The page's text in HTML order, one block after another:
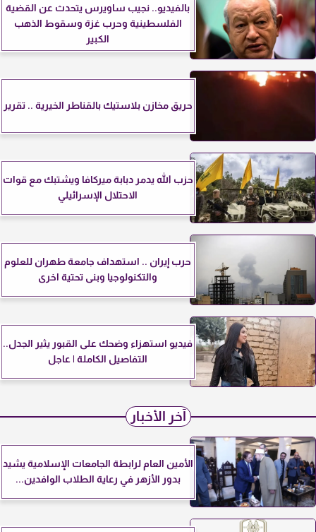
بالفيديو.. نجيب ساويرس يتحدث عن القضية
الفلسطينية وحرب غزة وسقوط الذهب
الكبير
حريق مخازن بلاستيك بالقناطر الخيرية .. تقرير
حزب الله يدمر دبابة ميركافا ويشتبك مع قوات
الاحتلال الإسرائيلي
حرب إيران .. استهداف جامعة طهران للعلوم
والتكنولوجيا وبنى تحتية اخرى
فيديو استهزاء وضحك على القبور يثير الجدل..
التفاصيل الكاملة | عاجل
آخر الأخبار
الأمين العام لرابطة الجامعات الإسلامية يشيد
بدور الأزهر في رعاية الطلاب الوافدين...